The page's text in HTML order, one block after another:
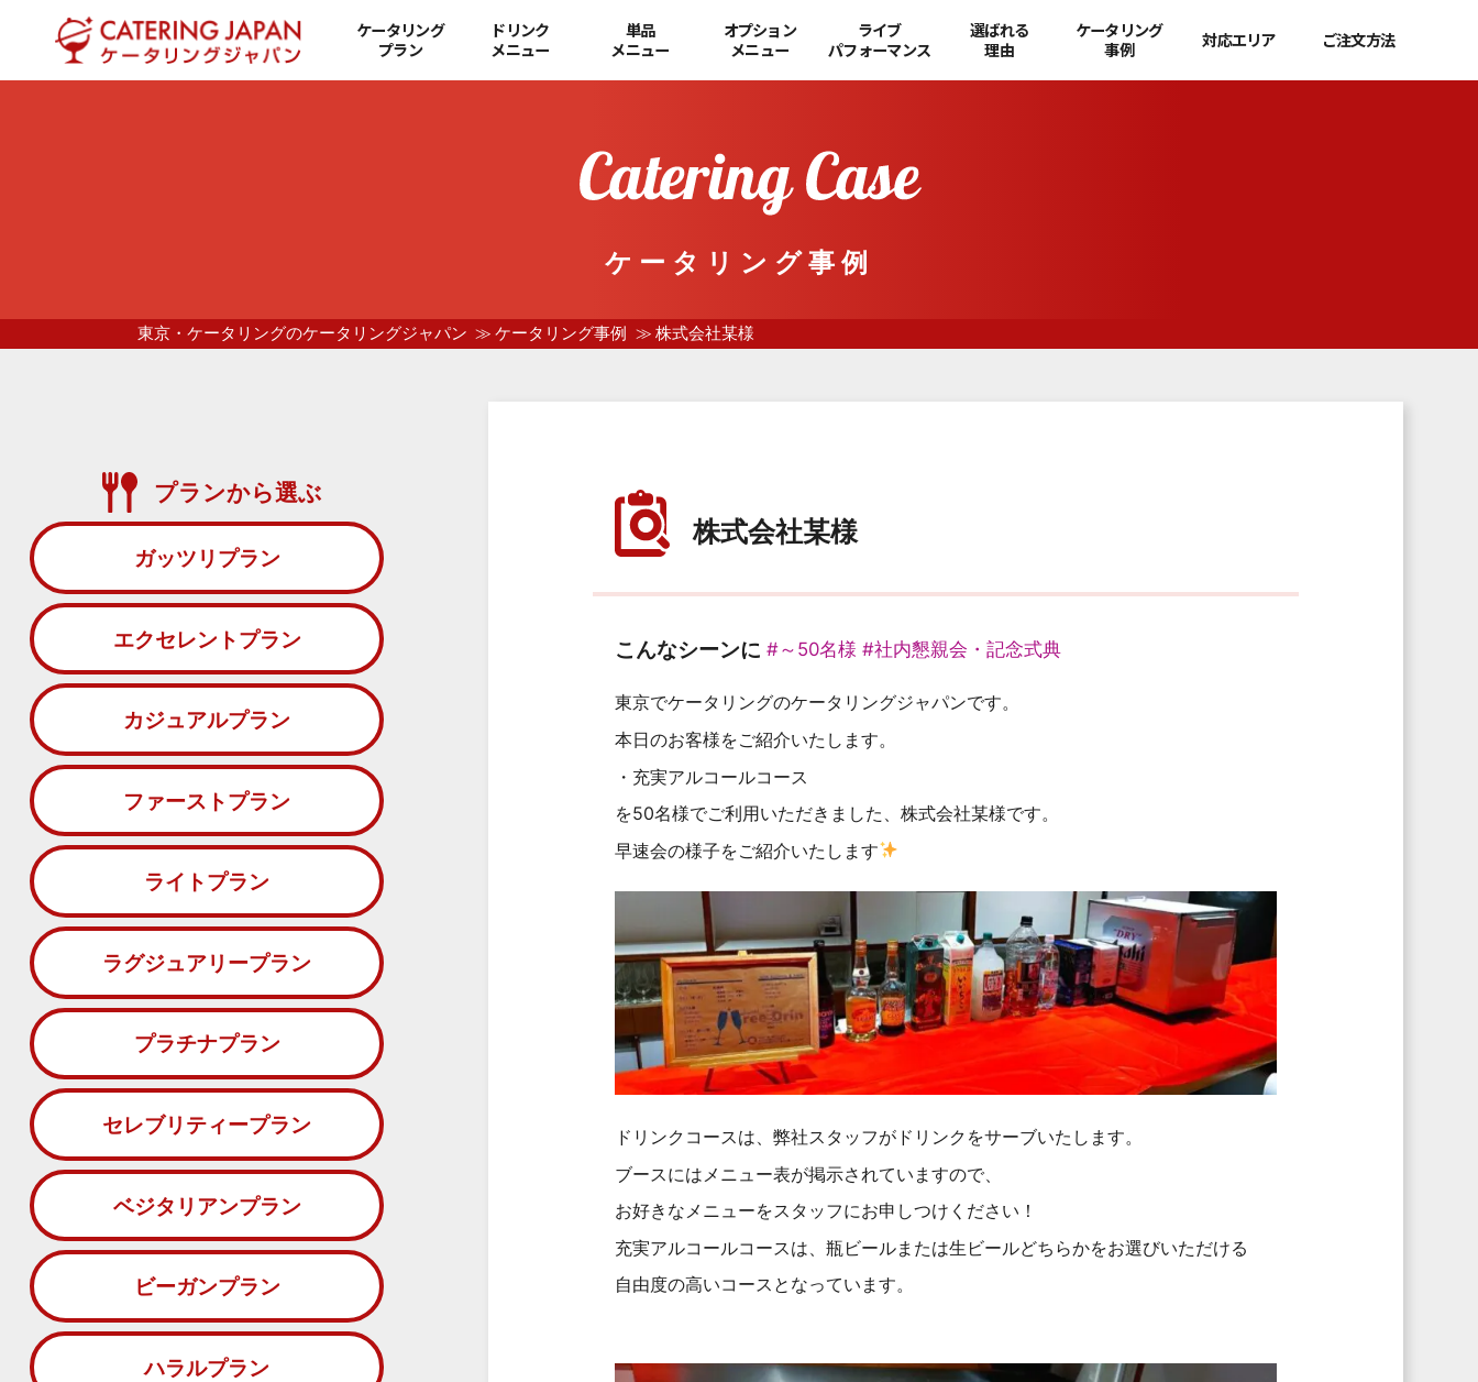
ケータリング
プラン
ドリンク
メニュー
単品
メニュー
オプション
メニュー
ライブ
パフォーマンス
選ばれる
理由
ケータリング
事例
対応エリア ご注文方法
ケータリング事例
東京・ケータリングのケータリングジャパン ケータリング事例 株式会社某様
株式会社某様
こんなシーンに #～50名様 #社内懇親会・記念式典
東京でケータリングのケータリングジャパンです。
本日のお客様をご紹介いたします。
・充実アルコールコース
を50名様でご利用いただきました、株式会社某様です。
早速会の様子をご紹介いたします
ドリンクコースは、弊社スタッフがドリンクをサーブいたします。
ブースにはメニュー表が掲示されていますので、
お好きなメニューをスタッフにお申しつけください！
充実アルコールコースは、瓶ビールまたは生ビールどちらかをお選びいただける
自由度の高いコースとなっています。
プランから選ぶ
ガッツリプラン
エクセレントプラン
カジュアルプラン
ファーストプラン
ライトプラン
ラグジュアリープラン
プラチナプラン
セレブリティープラン
ベジタリアンプラン
ビーガンプラン
ハラルプラン